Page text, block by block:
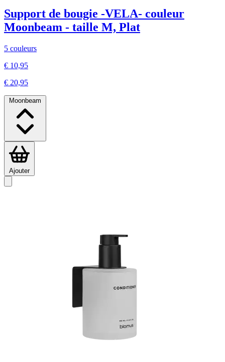
Support de bougie -VELA- couleur
Moonbeam - taille M, Plat
5 couleurs
€ 10,95
€ 20,95
Moonbeam
Ajouter